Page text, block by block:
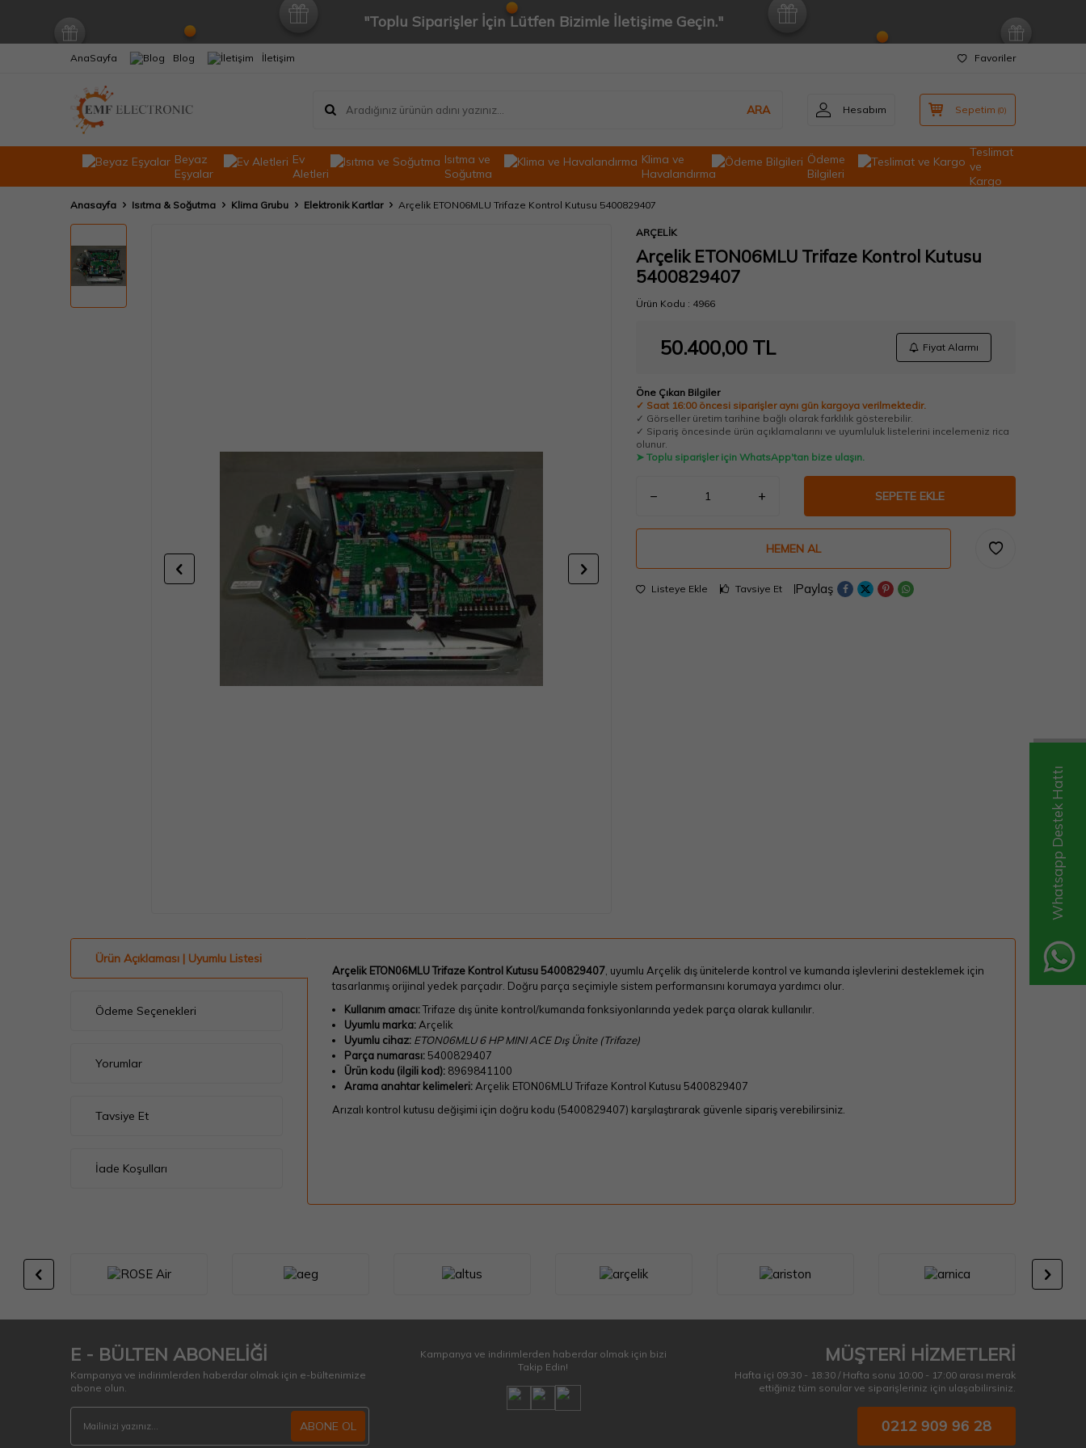
Whatsapp Destek Hattı
"Toplu Siparişler İçin Lütfen Bizimle İletişime Geçin."
AnaSayfa Blog İletişim Favoriler
ARA Hesabım Sepetim (0)
Beyaz
Eşyalar
Ev
Aletleri
Isıtma ve
Soğutma
Klima ve
Havalandırma
Ödeme
Bilgileri
Teslimat
ve
Kargo
Anasayfa Isıtma & Soğutma Klima Grubu Elektronik Kartlar Arçelik ETON06MLU Trifaze Kontrol Kutusu 5400829407
ARÇELİK
Arçelik ETON06MLU Trifaze Kontrol Kutusu
5400829407
Ürün Kodu : 4966
50.400,00 TL Fiyat Alarmı
Öne Çıkan Bilgiler
✓ Saat 16:00 öncesi siparişler aynı gün kargoya verilmektedir.
✓ Görseller üretim tarihine bağlı olarak farklılık gösterebilir.
✓ Sipariş öncesinde ürün açıklamalarını ve uyumluluk listelerini incelemeniz rica
olunur.
➤ Toplu siparişler için WhatsApp'tan bize ulaşın.
SEPETE EKLE
HEMEN AL
Listeye Ekle Tavsiye Et Paylaş
Ürün Açıklaması | Uyumlu Listesi
Ödeme Seçenekleri
Yorumlar
Tavsiye Et
İade Koşulları
Arçelik ETON06MLU Trifaze Kontrol Kutusu 5400829407, uyumlu Arçelik dış ünitelerde kontrol ve kumanda işlevlerini desteklemek için
tasarlanmış orijinal yedek parçadır. Doğru parça seçimiyle sistem performansını korumaya yardımcı olur.
Kullanım amacı:Trifaze dış ünite kontrol/kumanda fonksiyonlarında yedek parça olarak kullanılır.
Uyumlu marka:Arçelik
Uyumlu cihaz: ETON06MLU 6 HP MINI ACE Dış Ünite (Trifaze)
Parça numarası:5400829407
Ürün kodu (ilgili kod):8969841100
Arama anahtar kelimeleri:Arçelik ETON06MLU Trifaze Kontrol Kutusu 5400829407
Arızalı kontrol kutusu değişimi için doğru kodu (5400829407) karşılaştırarak güvenle sipariş verebilirsiniz.
E - BÜLTEN ABONELİĞİ
Kampanya ve indirimlerden haberdar olmak için e-bültenimize
abone olun.
ABONE OL
Kampanya ve indirimlerden haberdar olmak için bizi
Takip Edin!
MÜŞTERİ HİZMETLERİ
Hafta içi 09:30 - 18:30 / Hafta sonu 10:00 - 17:00 arası merak
ettiğiniz tüm sorular ve siparişleriniz için ulaşabilirsiniz.
0212 909 96 28